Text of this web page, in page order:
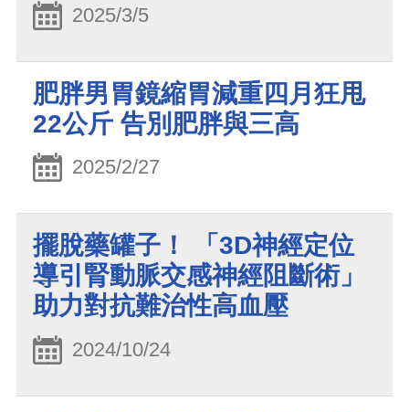
2025/3/5
肥胖男胃鏡縮胃減重四月狂甩
22公斤 告別肥胖與三高
2025/2/27
擺脫藥罐子！ 「3D神經定位
導引腎動脈交感神經阻斷術」
助力對抗難治性高血壓
2024/10/24